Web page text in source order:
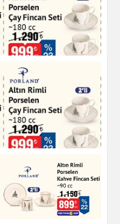
Kitap & Dergi
Altın Rimli Porselen
Çay Fincan Seti
Çay & Kahve & Şeker
Altın Rimli Porselen
Çay Fincan Seti